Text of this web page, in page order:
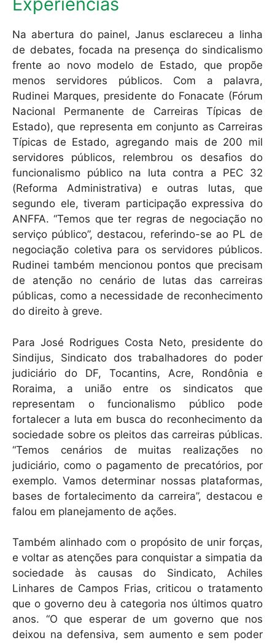
Na abertura do painel, Janus esclareceu a linha
de debates, focada na presença do sindicalismo
frente ao novo modelo de Estado, que propõe
menos servidores públicos. Com a palavra,
Rudinei Marques, presidente do Fonacate (Fórum
Nacional Permanente de Carreiras Típicas de
Estado), que representa em conjunto as Carreiras
Típicas de Estado, agregando mais de 200 mil
servidores públicos, relembrou os desafios do
funcionalismo público na luta contra a PEC 32
(Reforma Administrativa) e outras lutas, que
segundo ele, tiveram participação expressiva do
ANFFA. “Temos que ter regras de negociação no
serviço público”, destacou, referindo-se ao PL de
negociação coletiva para os servidores públicos.
Rudinei também mencionou pontos que precisam
de atenção no cenário de lutas das carreiras
públicas, como a necessidade de reconhecimento
do direito à greve.
Para José Rodrigues Costa Neto, presidente do
Sindijus, Sindicato dos trabalhadores do poder
judiciário do DF, Tocantins, Acre, Rondônia e
Roraima, a união entre os sindicatos que
representam o funcionalismo público pode
fortalecer a luta em busca do reconhecimento da
sociedade sobre os pleitos das carreiras públicas.
“Temos cenários de muitas realizações no
judiciário, como o pagamento de precatórios, por
exemplo. Vamos determinar nossas plataformas,
bases de fortalecimento da carreira”, destacou e
falou em planejamento de ações.
Também alinhado com o propósito de unir forças,
e voltar as atenções para conquistar a simpatia da
sociedade às causas do Sindicato, Achiles
Linhares de Campos Frias, criticou o tratamento
que o governo deu à categoria nos últimos quatro
anos. “O que esperar de um governo que nos
deixou na defensiva, sem aumento e sem poder